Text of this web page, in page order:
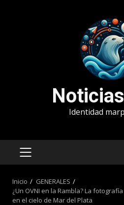
Identidad
MENÚ
Inicio
GENERALES
¿Un OVNI en la Rambla? La
en el cielo de Mar del Plata